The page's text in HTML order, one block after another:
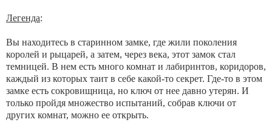
Легенда:
Вы находитесь в старинном замке, где жили поколения
королей и рыцарей, а затем, через века, этот замок стал
темницей. В нем есть много комнат и лабиринтов, коридоров,
каждый из которых таит в себе какой-то секрет. Где-то в этом
замке есть сокровищница, но ключ от нее давно утерян. И
только пройдя множество испытаний, собрав ключи от
других комнат, можно ее открыть.